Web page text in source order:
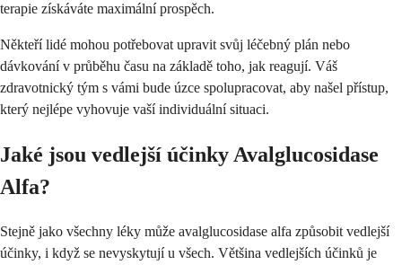
terapie získáváte maximální prospěch.
Někteří lidé mohou potřebovat upravit svůj léčebný plán nebo
dávkování v průběhu času na základě toho, jak reagují. Váš
zdravotnický tým s vámi bude úzce spolupracovat, aby našel přístup,
který nejlépe vyhovuje vaší individuální situaci.
Jaké jsou vedlejší účinky Avalglucosidase
Alfa?
Stejně jako všechny léky může avalglucosidase alfa způsobit vedlejší
účinky, i když se nevyskytují u všech. Většina vedlejších účinků je